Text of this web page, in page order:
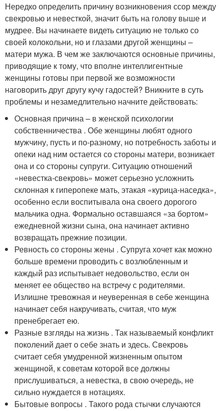
Нередко определить причину возникновения ссор между
свекровью и невесткой, значит быть на голову выше и
мудрее. Вы начинаете видеть ситуацию не только со
своей колокольни, но и глазами другой женщины –
матери мужа. В чем же заключаются основные причины,
приводящие к тому, что вполне интеллигентные
женщины готовы при первой же возможности
наговорить друг другу кучу гадостей? Вникните в суть
проблемы и незамедлительно начните действовать:
Основная причина – в женской психологии
собственничества . Обе женщины любят одного
мужчину, пусть и по-разному, но потребность заботы и
опеки над ним остается со стороны матери, возникает
она и со стороны супруги. Ситуацию отношений
«невестка-свекровь» может серьезно усложнить
склонная к гиперопеке мать, этакая «курица-наседка»,
особенно если воспитывала она своего дорогого
мальчика одна. Формально оставшаяся «за бортом»
ежедневной жизни сына, она начинает активно
возвращать прежние позиции.
Ревность со стороны жены . Супруга хочет как можно
больше времени проводить с возлюбленным и
каждый раз испытывает недовольство, если он
меняет ее общество на встречу с родителями.
Излишне тревожная и неуверенная в себе женщина
начинает себя накручивать, считая, что муж
пренебрегает ею.
Разные взгляды на жизнь . Так называемый конфликт
поколений дает о себе знать и здесь. Свекровь
считает себя умудренной жизненным опытом
женщиной, к советам которой все должны
прислушиваться, а невестка, в свою очередь, не
сильно нуждается в нотациях.
Бытовые вопросы . Такого рода стычки случаются